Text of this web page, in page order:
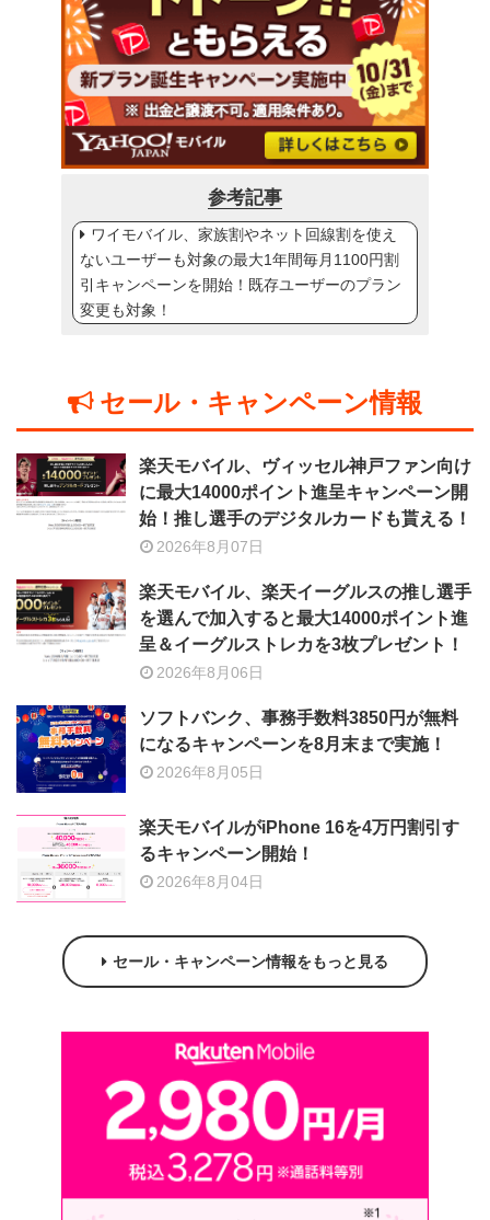
参考記事
ワイモバイル、家族割やネット回線割を使え
ないユーザーも対象の最大1年間毎月1100円割
引キャンペーンを開始！既存ユーザーのプラン
変更も対象！
セール・キャンペーン情報
楽天モバイル、ヴィッセル神戸ファン向け
に最大14000ポイント進呈キャンペーン開
始！推し選手のデジタルカードも貰える！
2026年8月07日
楽天モバイル、楽天イーグルスの推し選手
を選んで加入すると最大14000ポイント進
呈＆イーグルストレカを3枚プレゼント！
2026年8月06日
ソフトバンク、事務手数料3850円が無料
になるキャンペーンを8月末まで実施！
2026年8月05日
楽天モバイルがiPhone 16を4万円割引す
るキャンペーン開始！
2026年8月04日
セール・キャンペーン情報をもっと見る